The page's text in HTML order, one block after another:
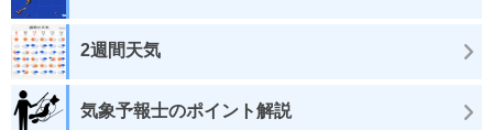
2週間天気
気象予報士のポイント解説